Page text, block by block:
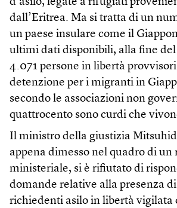
d’asilo, legate a rifugiati
dall’Eritrea. Ma si tratta di un
un paese insulare come il
ultimi dati disponibili, alla fine del
4.071 persone in libertà
detenzione per i migranti in
secondo le associazioni non
quattrocento sono curdi che
Il ministro della giustizia
appena dimesso nel quadro di un
ministeriale, si è rifiutato di
domande relative alla presenza
richiedenti asilo in libertà vigilata